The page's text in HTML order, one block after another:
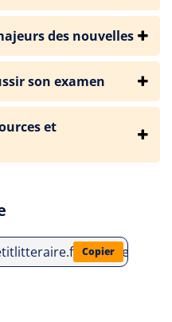
des nouvelles
son examen
et
analyses-
Copier